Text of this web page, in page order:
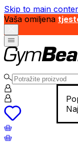
Skip to main
Vaša omiljena